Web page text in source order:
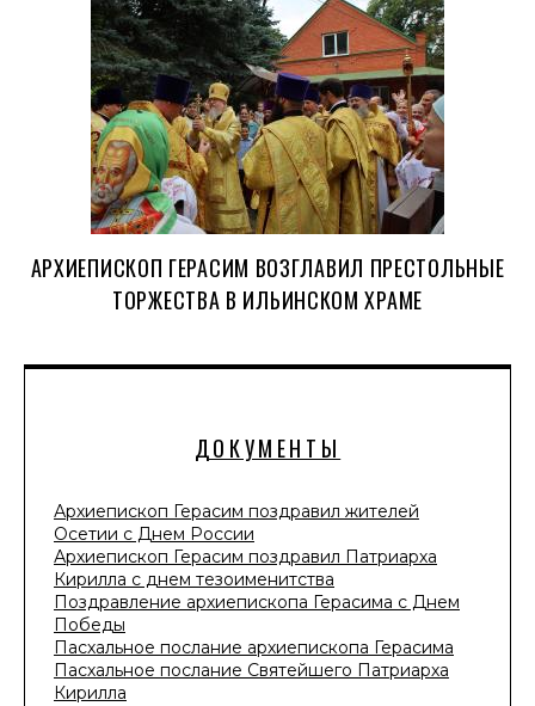
ДОКУМЕНТЫ
Архиепископ Герасим поздравил жителей
Осетии с Днем России
Архиепископ Герасим поздравил Патриарха
Кирилла с днем тезоименитства
Поздравление архиепископа Герасима с Днем
Победы
Пасхальное послание архиепископа Герасима
Пасхальное послание Святейшего Патриарха
Кирилла
АРХИЕПИСКОП ГЕРАСИМ ВОЗГЛАВИЛ ПРЕСТОЛЬНЫЕ
ТОРЖЕСТВА В ИЛЬИНСКОМ ХРАМЕ